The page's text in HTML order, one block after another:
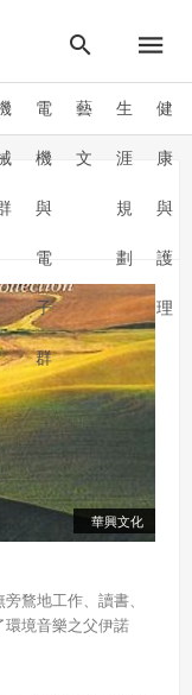
電
機
與
電
子
群
藝
文
生
涯
規
劃
健
康
與
護
理
華興文化
鶩地工作、讀書、
境音樂之父伊諾
網站平臺供愛好者